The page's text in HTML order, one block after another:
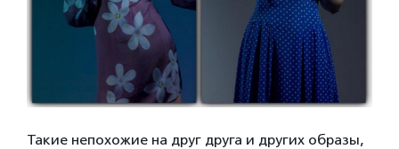
Такие непохожие на друг друга и других образы,